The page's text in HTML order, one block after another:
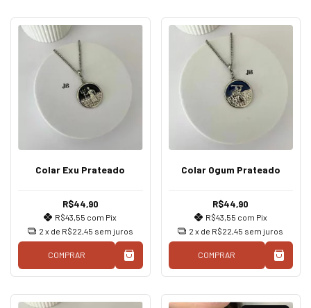
Colar Exu Prateado
R$44,90
R$43,55 com Pix
2 x de R$22,45 sem juros
COMPRAR
Colar Ogum Prateado
R$44,90
R$43,55 com Pix
2 x de R$22,45 sem juros
COMPRAR